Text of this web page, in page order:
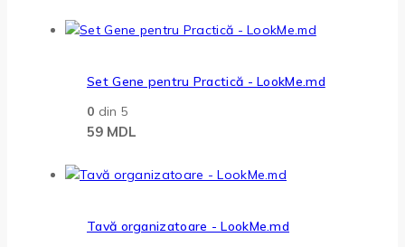
Set Gene pentru Practică - LookMe.md
0 din 5
59 MDL
Tavă organizatoare - LookMe.md